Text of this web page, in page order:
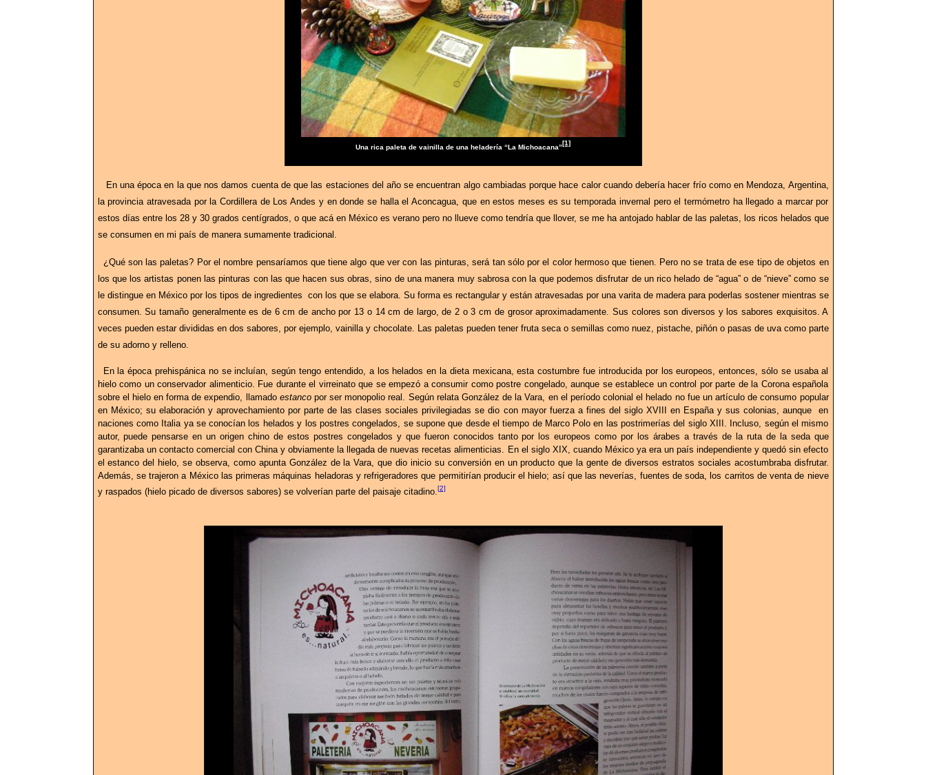
Una rica paleta de vainilla de una heladería “La Michoacana”
[1]
En una época en la que nos damos cuenta de que las estaciones del año se encuentran algo cambiadas porque hace calor cuando debería hacer frío como en Mendoza, Argentina,
la provincia atravesada por la Cordillera de Los Andes y en donde se halla el Aconcagua, que en estos meses es su temporada invernal pero el termómetro ha llegado a marcar por
estos días entre los 28 y 30 grados centígrados, o que acá en México es verano pero no llueve como tendría que llover, se me ha antojado hablar de las paletas, los ricos helados que
se consumen en mi país de manera sumamente tradicional.
¿Qué son las paletas? Por el nombre pensaríamos que tiene algo que ver con las pinturas, será tan sólo por el color hermoso que tienen. Pero no se trata de ese tipo de objetos en
los que los artistas ponen las pinturas con las que hacen sus obras, sino de una manera muy sabrosa con la que podemos disfrutar de un rico helado de “agua” o de “nieve” como se
le distingue en México por los tipos de ingredientes con los que se elabora. Su forma es rectangular y están atravesadas por una varita de madera para poderlas sostener mientras se
consumen. Su tamaño generalmente es de 6 cm de ancho por 13 o 14 cm de largo, de 2 o 3 cm de grosor aproximadamente. Sus colores son diversos y los sabores exquisitos. A
veces pueden estar divididas en dos sabores, por ejemplo, vainilla y chocolate. Las paletas pueden tener fruta seca o semillas como nuez, pistache, piñón o pasas de uva como parte
de su adorno y relleno.
En la época prehispánica no se incluían, según tengo entendido, a los helados en la dieta mexicana, esta costumbre fue introducida por los europeos, entonces, sólo se usaba al
hielo como un conservador alimenticio. Fue durante el virreinato que se empezó a consumir como postre congelado, aunque se establece un control por parte de la Corona española
sobre el hielo en forma de expendio, llamado estancopor ser monopolio real. Según relata González de la Vara, en el período colonial el helado no fue un artículo de consumo popular
en México; su elaboración y aprovechamiento por parte de las clases sociales privilegiadas se dio con mayor fuerza a fines del siglo XVIII en España y sus colonias, aunque en
naciones como Italia ya se conocían los helados y los postres congelados, se supone que desde el tiempo de Marco Polo en las postrimerías del siglo XIII. Incluso, según el mismo
autor, puede pensarse en un origen chino de estos postres congelados y que fueron conocidos tanto por los europeos como por los árabes a través de la ruta de la seda que
garantizaba un contacto comercial con China y obviamente la llegada de nuevas recetas alimenticias. En el siglo XIX, cuando México ya era un país independiente y quedó sin efecto
el estanco del hielo, se observa, como apunta González de la Vara, que dio inicio su conversión en un producto que la gente de diversos estratos sociales acostumbraba disfrutar.
Además, se trajeron a México las primeras máquinas heladoras y refrigeradores que permitirían producir el hielo; así que las neverías, fuentes de soda, los carritos de venta de nieve
y raspados (hielo picado de diversos sabores) se volverían parte del paisaje citadino.[2]